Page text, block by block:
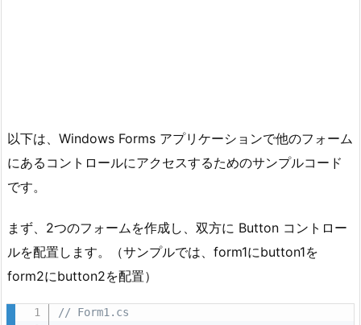
以下は、Windows Forms アプリケーションで他のフォーム
にあるコントロールにアクセスするためのサンプルコード
です。
まず、2つのフォームを作成し、双方に Button コントロー
ルを配置します。（サンプルでは、form1にbutton1を
form2にbutton2を配置）
// Form1.cs